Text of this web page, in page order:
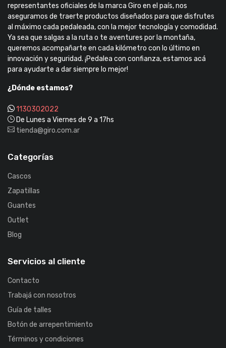
representantes oficiales de la marca Giro en el país, nos
aseguramos de traerte productos diseñados para que disfrutes
al máximo cada pedaleada, con la mejor tecnología y comodidad.
Ya sea que salgas a la ruta o te aventures por la montaña,
queremos acompañarte en cada kilómetro con lo último en
innovación y seguridad. ¡Pedalea con confianza, estamos acá
para ayudarte a dar siempre lo mejor!
¿Dónde estamos?
1130302022
De Lunes a Viernes de 9 a 17hs
tienda@giro.com.ar
Categorías
Cascos
Zapatillas
Guantes
Outlet
Blog
Servicios al cliente
Contacto
Trabajá con nosotros
Guía de talles
Botón de arrepentimiento
Términos y condiciones